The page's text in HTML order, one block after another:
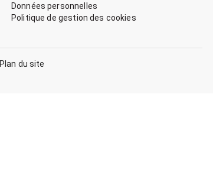
Données personnelles
Politique de gestion des cookies
Plan du site